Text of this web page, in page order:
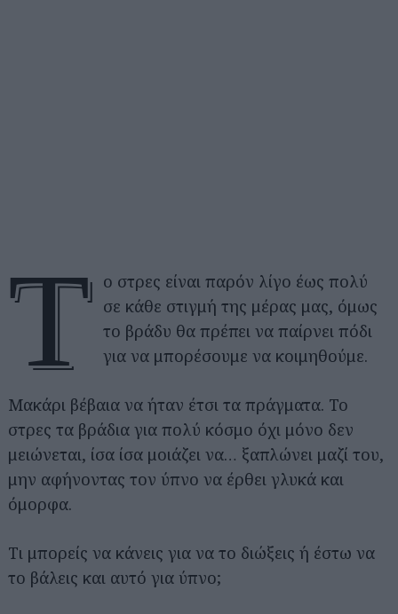
Τ
ο στρες είναι παρόν λίγο έως πολύ
σε κάθε στιγμή της μέρας μας, όμως
το βράδυ θα πρέπει να παίρνει πόδι
για να μπορέσουμε να κοιμηθούμε.
Μακάρι βέβαια να ήταν έτσι τα πράγματα. Το
στρες τα βράδια για πολύ κόσμο όχι μόνο δεν
μειώνεται, ίσα ίσα μοιάζει να… ξαπλώνει μαζί του,
μην αφήνοντας τον ύπνο να έρθει γλυκά και
όμορφα.
Τι μπορείς να κάνεις για να το διώξεις ή έστω να
το βάλεις και αυτό για ύπνο;